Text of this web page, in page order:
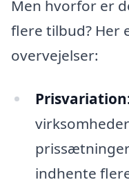
Men hvorfor er
flere tilbud? Her
overvejelser:
indhente